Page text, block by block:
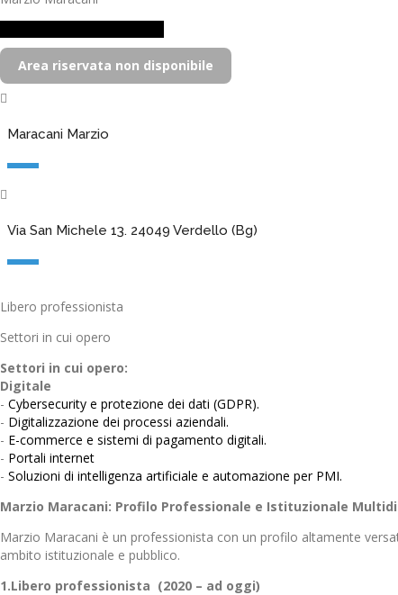
Area riservata non disponibile
Maracani Marzio
Via San Michele 13. 24049 Verdello (Bg)
Libero professionista
Settori in cui opero
Settori in cui opero:
Digitale
- Cybersecurity e protezione dei dati (GDPR).
- Digitalizzazione dei processi aziendali.
- E-commerce e sistemi di pagamento digitali.
- Portali internet
- Soluzioni di intelligenza artificiale e automazione per PMI.
Marzio Maracani: Profilo Professionale e Istituzionale
Marzio Maracani è un professionista con un profilo altamente
ambito istituzionale e pubblico.
1.Libero professionista (2020 – ad oggi)